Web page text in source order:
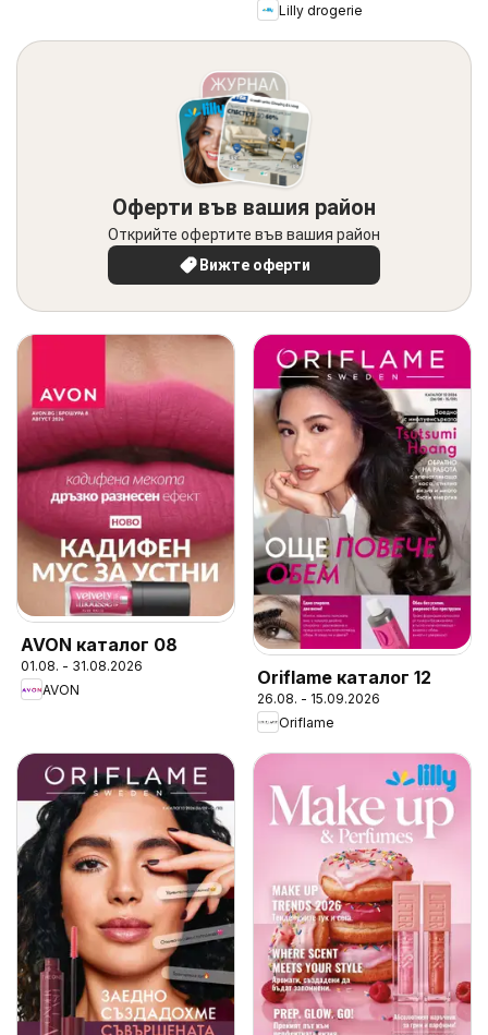
Lilly drogerie
Оферти във вашия район
Открийте офертите във вашия район
Вижте оферти
AVON каталог 08
01.08. - 31.08.2026
AVON
Oriflame каталог 12
26.08. - 15.09.2026
Oriflame